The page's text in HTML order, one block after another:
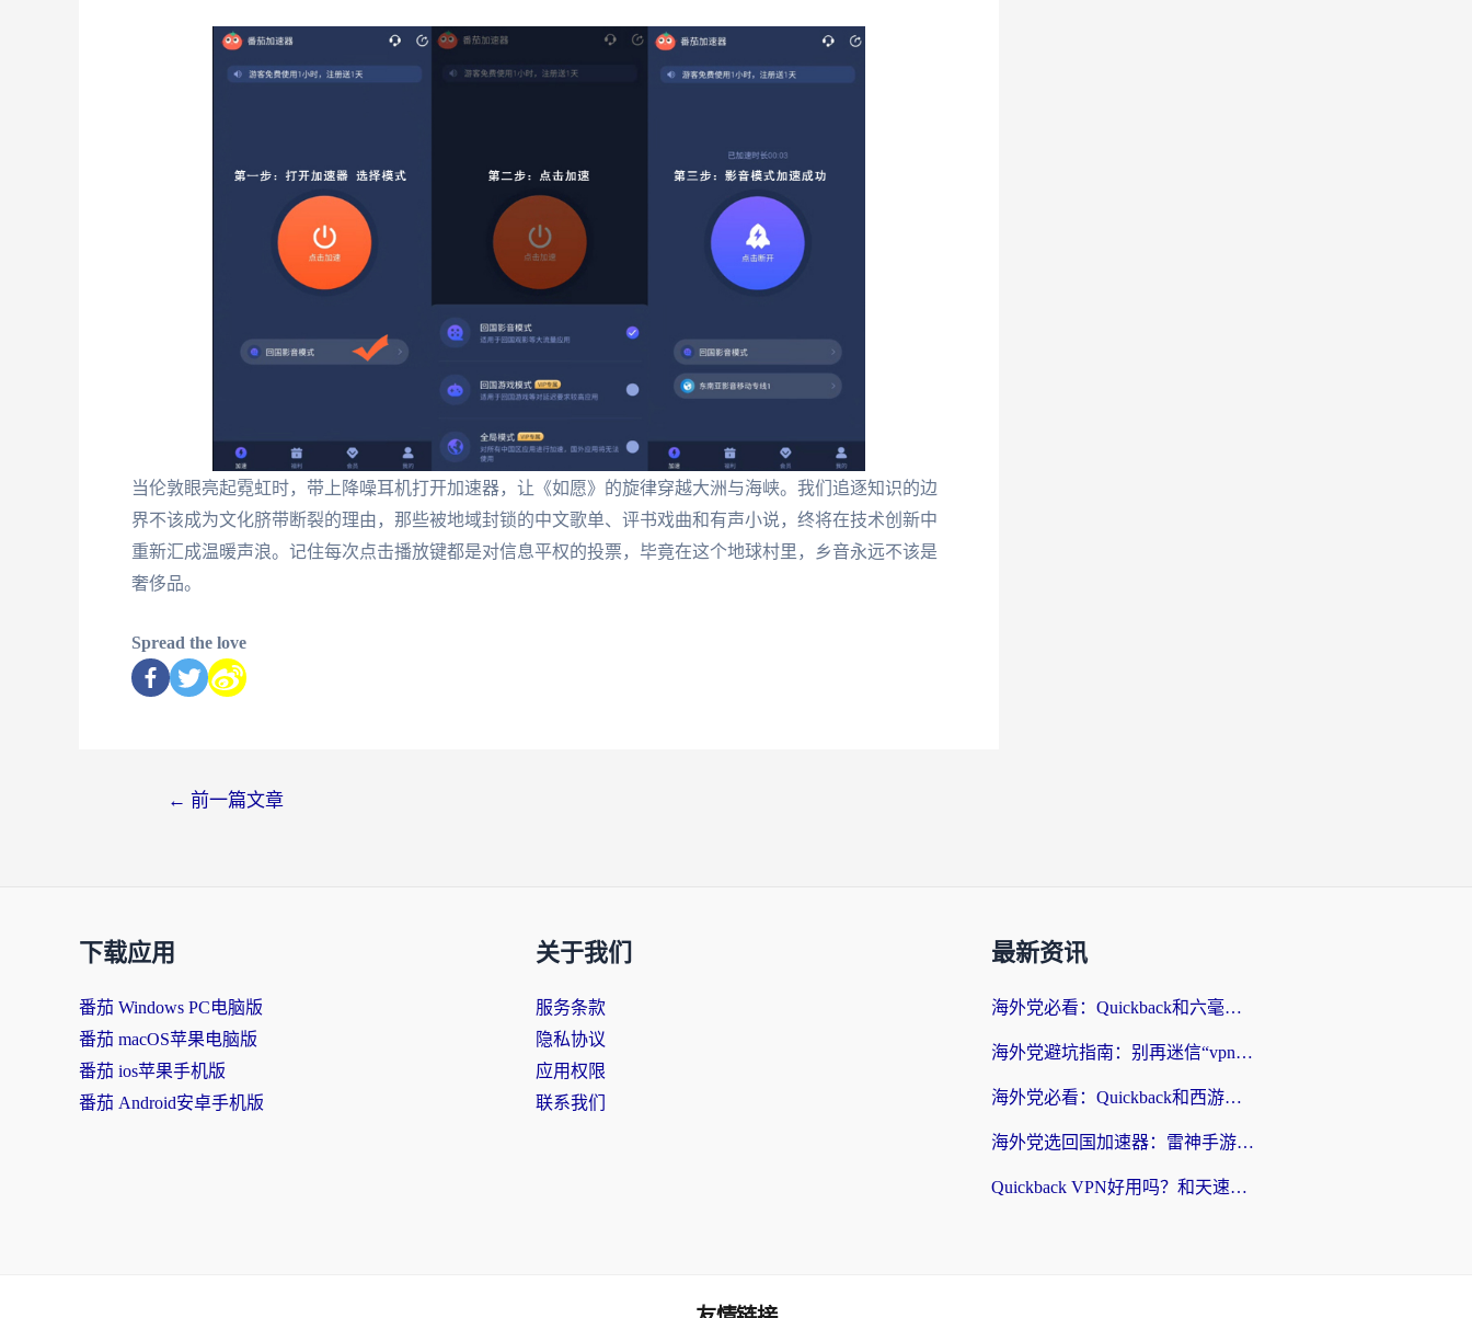
当伦敦眼亮起霓虹时，带上降噪耳机打开加速器，让《如愿》的旋律穿越大洲与海峡。我们追逐知识的边
界不该成为文化脐带断裂的理由，那些被地域封锁的中文歌单、评书戏曲和有声小说，终将在技术创新中
重新汇成温暖声浪。记住每次点击播放键都是对信息平权的投票，毕竟在这个地球村里，乡音永远不该是
奢侈品。
Spread the love
← 前一篇文章
下载应用
番茄 Windows PC电脑版
番茄 macOS苹果电脑版
番茄 ios苹果手机版
番茄 Android安卓手机版
关于我们
服务条款
隐私协议
应用权限
联系我们
最新资讯
海外党必看：Quickback和六毫秒好用吗？3步选对回国加速器，无缝刷国内剧玩游戏
海外党避坑指南：别再迷信“vpn 中国免费”，选对回国加速器才能无缝刷国内资源
海外党必看：Quickback和西游哪个好？3个维度教你选对回国加速器
海外党选回国加速器：雷神手游和云帆哪个好？附3组对比+避坑指南
Quickback VPN好用吗？和天速回国VPN对比哪个回国效果更好？海外党必看的真实体验指南